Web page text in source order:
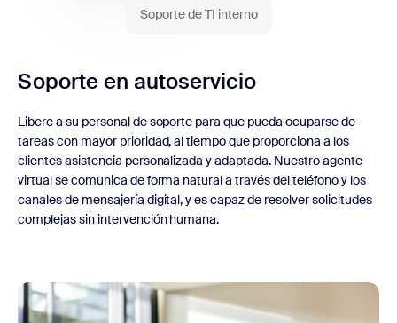
Soporte de TI interno
Soporte en autoservicio
Libere a su personal de soporte para que pueda ocuparse de
tareas con mayor prioridad, al tiempo que proporciona a los
clientes asistencia personalizada y adaptada. Nuestro agente
virtual se comunica de forma natural a través del teléfono y los
canales de mensajería digital, y es capaz de resolver solicitudes
complejas sin intervención humana.